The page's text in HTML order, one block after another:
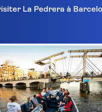
La Pedrera à